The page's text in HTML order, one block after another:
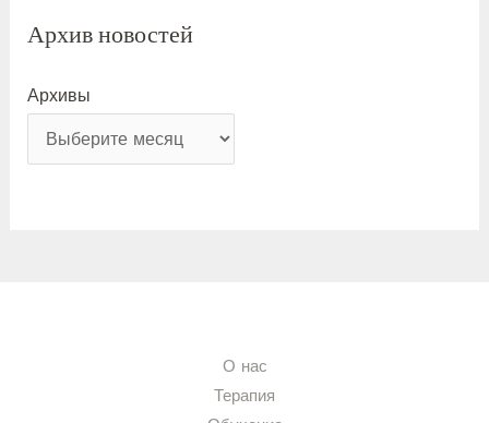
Архив новостей
Архивы
О нас
Терапия